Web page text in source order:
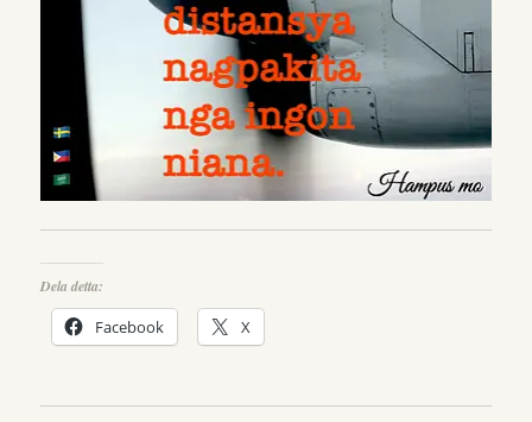
Dela detta:
Facebook X